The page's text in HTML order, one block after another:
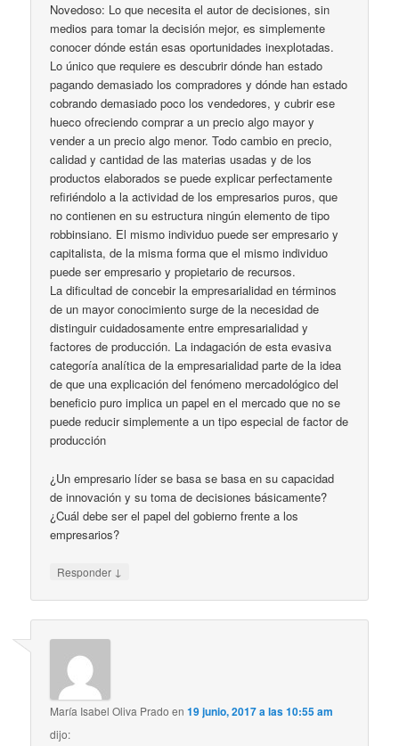
Novedoso: Lo que necesita el autor de decisiones, sin
medios para tomar la decisión mejor, es simplemente
conocer dónde están esas oportunidades inexplotadas.
Lo único que requiere es descubrir dónde han estado
pagando demasiado los compradores y dónde han estado
cobrando demasiado poco los vendedores, y cubrir ese
hueco ofreciendo comprar a un precio algo mayor y
vender a un precio algo menor. Todo cambio en precio,
calidad y cantidad de las materias usadas y de los
productos elaborados se puede explicar perfectamente
refiriéndolo a la actividad de los empresarios puros, que
no contienen en su estructura ningún elemento de tipo
robbinsiano. El mismo individuo puede ser empresario y
capitalista, de la misma forma que el mismo individuo
puede ser empresario y propietario de recursos.
La dificultad de concebir la empresarialidad en términos
de un mayor conocimiento surge de la necesidad de
distinguir cuidadosamente entre empresarialidad y
factores de producción. La indagación de esta evasiva
categoría analítica de la empresarialidad parte de la idea
de que una explicación del fenómeno mercadológico del
beneficio puro implica un papel en el mercado que no se
puede reducir simplemente a un tipo especial de factor de
producción
¿Un empresario líder se basa se basa en su capacidad
de innovación y su toma de decisiones básicamente?
¿Cuál debe ser el papel del gobierno frente a los
empresarios?
Responder ↓
María Isabel Oliva Prado en19 junio, 2017 a las 10:55 am
dijo: